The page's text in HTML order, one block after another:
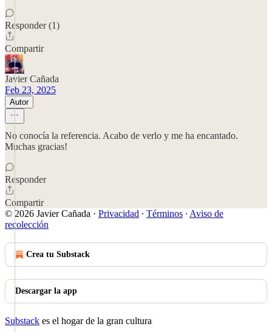
Responder (1)
Compartir
Javier Cañada
Feb 23, 2025
Autor
No conocía la referencia. Acabo de verlo y me ha encantado.
Muchas gracias!
Responder
Compartir
© 2026 Javier Cañada · Privacidad ∙ Términos ∙ Aviso de
recolección
Crea tu Substack
Descargar la app
Substack es el hogar de la gran cultura